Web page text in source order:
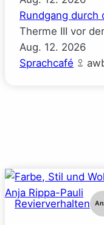
Rundgang
Therme III vor
Aug. 12. 2026
Sprachcafé
Revierverhalten